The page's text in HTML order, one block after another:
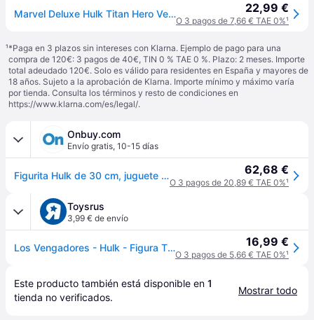
Marvel Deluxe Hulk Titan Hero Verde Niños 22,99 €
O 3 pagos de 7,66 € TAE 0%¹
¹*Paga en 3 plazos sin intereses con Klarna. Ejemplo de pago para una
compra de 120€: 3 pagos de 40€, TIN 0 % TAE 0 %. Plazo: 2 meses. Importe
total adeudado 120€. Solo es válido para residentes en España y mayores de
18 años. Sujeto a la aprobación de Klarna. Importe mínimo y máximo varía
por tienda. Consulta los términos y resto de condiciones en
https://www.klarna.com/es/legal/.
Onbuy.com
Envío gratis, 10-15 días
Figurita Hulk de 30 cm, juguete de la serie Titan Hero de los Avengers para niños a partir de 4 años, Marvel. 62,68 €
O 3 pagos de 20,89 € TAE 0%¹
Toysrus
3,99 € de envío
Los Vengadores - Hulk - Figura Titan Hero Deluxe 16,99 €
O 3 pagos de 5,66 € TAE 0%¹
Este producto también está disponible en 1
tienda no verificados.
Mostrar todo